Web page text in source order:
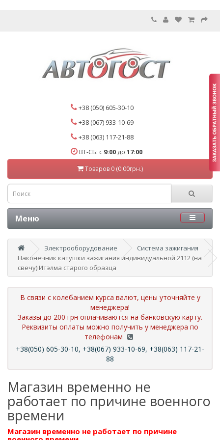
+38 (050) 605-30-10
+38 (067) 933-10-69
+38 (063) 117-21-88
ВТ-СБ: с 9:00 до 17:00
Товаров 0 (0.00грн.)
Меню
Электрооборудование
Система зажигания
Наконечник катушки зажигания индивидуальной 2112 (на
свечу) Итэлма старого образца
В связи с колебанием курса валют, цены уточняйте у
менеджера!
Заказы до 200 грн оплачиваются на банковскую карту.
Реквизиты оплаты можно получить у менеджера по
телефонам
+38(050) 605-30-10, +38(067) 933-10-69, +38(063) 117-21-
88
Магазин временно не
работает по причине военного
времени
Магазин временно не работает по причине